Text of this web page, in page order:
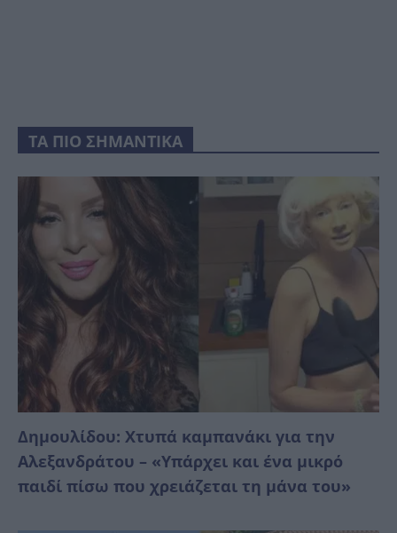
ΤΑ ΠΙΟ ΣΗΜΑΝΤΙΚΑ
Δημουλίδου: Χτυπά καμπανάκι για την
Αλεξανδράτου – «Υπάρχει και ένα μικρό
παιδί πίσω που χρειάζεται τη μάνα του»